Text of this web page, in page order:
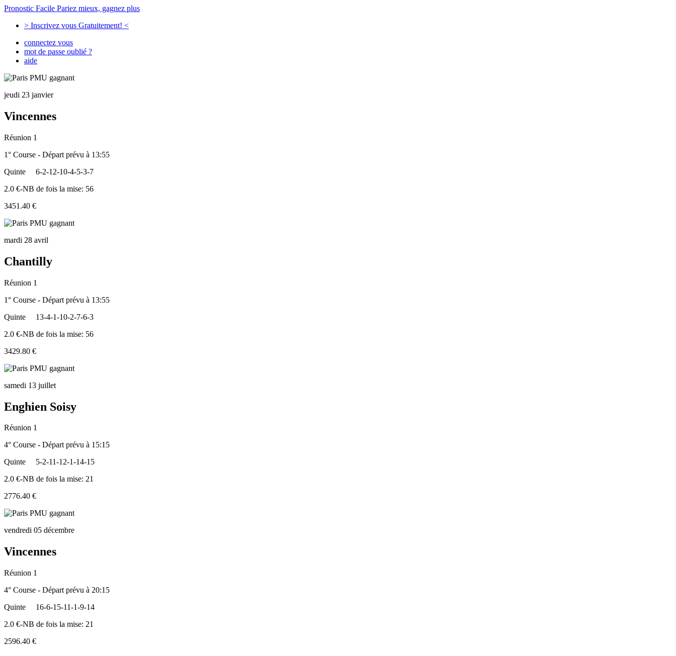
Pronostic Facile Pariez mieux, gagnez plus
> Inscrivez vous Gratuitement! <
connectez vous
mot de passe oublié ?
aide
jeudi 23 janvier
Vincennes
Réunion 1
1° Course - Départ prévu à 13:55
Quinte
6-2-12-10-4-5-3-7
2.0 €-NB de fois la mise: 56
3451.40 €
mardi 28 avril
Chantilly
Réunion 1
1° Course - Départ prévu à 13:55
Quinte
13-4-1-10-2-7-6-3
2.0 €-NB de fois la mise: 56
3429.80 €
samedi 13 juillet
Enghien Soisy
Réunion 1
4° Course - Départ prévu à 15:15
Quinte
5-2-11-12-1-14-15
2.0 €-NB de fois la mise: 21
2776.40 €
vendredi 05 décembre
Vincennes
Réunion 1
4° Course - Départ prévu à 20:15
Quinte
16-6-15-11-1-9-14
2.0 €-NB de fois la mise: 21
2596.40 €